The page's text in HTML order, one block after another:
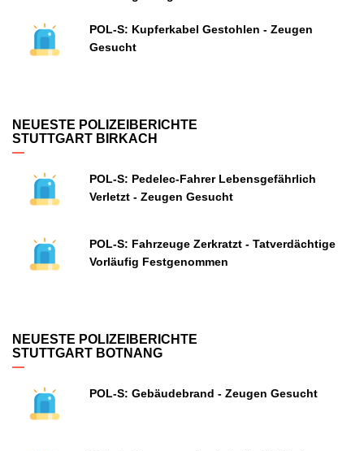
POL-S: Kupferkabel Gestohlen - Zeugen
Gesucht
NEUESTE POLIZEIBERICHTE
STUTTGART BIRKACH
POL-S: Pedelec-Fahrer Lebensgefährlich
Verletzt - Zeugen Gesucht
POL-S: Fahrzeuge Zerkratzt - Tatverdächtige
Vorläufig Festgenommen
NEUESTE POLIZEIBERICHTE
STUTTGART BOTNANG
POL-S: Gebäudebrand - Zeugen Gesucht